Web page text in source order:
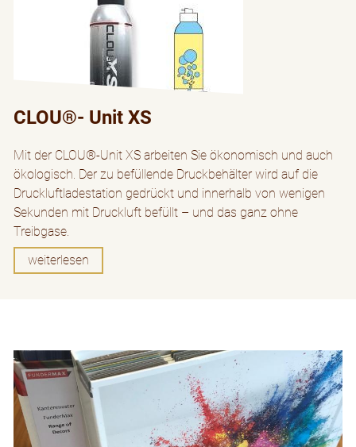
CLOU®- Unit XS
Mit der CLOU®-Unit XS arbeiten Sie ökonomisch und auch
ökologisch. Der zu befüllende Druckbehälter wird auf die
Druckluftladestation gedrückt und innerhalb von wenigen
Sekunden mit Druckluft befüllt – und das ganz ohne
Treibgase.
weiterlesen